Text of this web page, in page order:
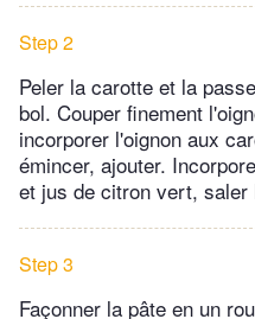
Step 2
Peler la carotte et la
bol. Couper finement
incorporer l'oignon aux
émincer, ajouter.
et jus de citron vert, saler
Step 3
Façonner la pâte en un